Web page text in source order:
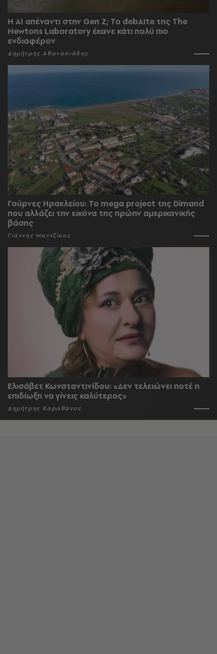
Η AI απέναντι στην Gen Z; Το debAIte της The
Newtons Laboratory έκανε κάτι πολύ πιο
ενδιαφέρον
Δημήτρης Αθανασιάδης
Γούρνες Ηρακλείου: To mega project της Dimand
που αλλάζει την εικόνα της πρώην αμερικανικής
βάσης
Γιάννης Μαντζίκος
Ελισάβετ Κωνσταντινίδου: «Δεν τελειώνει ποτέ η
επιδίωξη να γίνεις καλύτερος»
Δημήτρης Καραθάνος